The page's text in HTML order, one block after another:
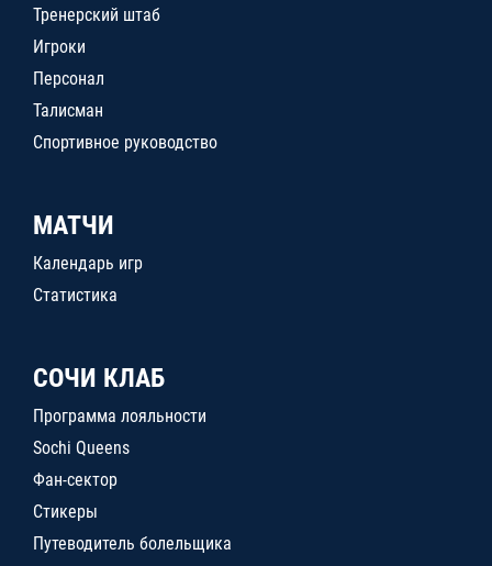
Тренерский штаб
Игроки
Персонал
Талисман
Спортивное руководство
МАТЧИ
Календарь игр
Статистика
СОЧИ КЛАБ
Программа лояльности
Sochi Queens
Фан-сектор
Стикеры
Путеводитель болельщика